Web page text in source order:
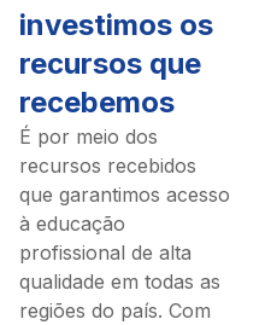
investimos os
recursos que
recebemos
É por meio dos
recursos recebidos
que garantimos acesso
à educação
profissional de alta
qualidade em todas as
regiões do país. Com